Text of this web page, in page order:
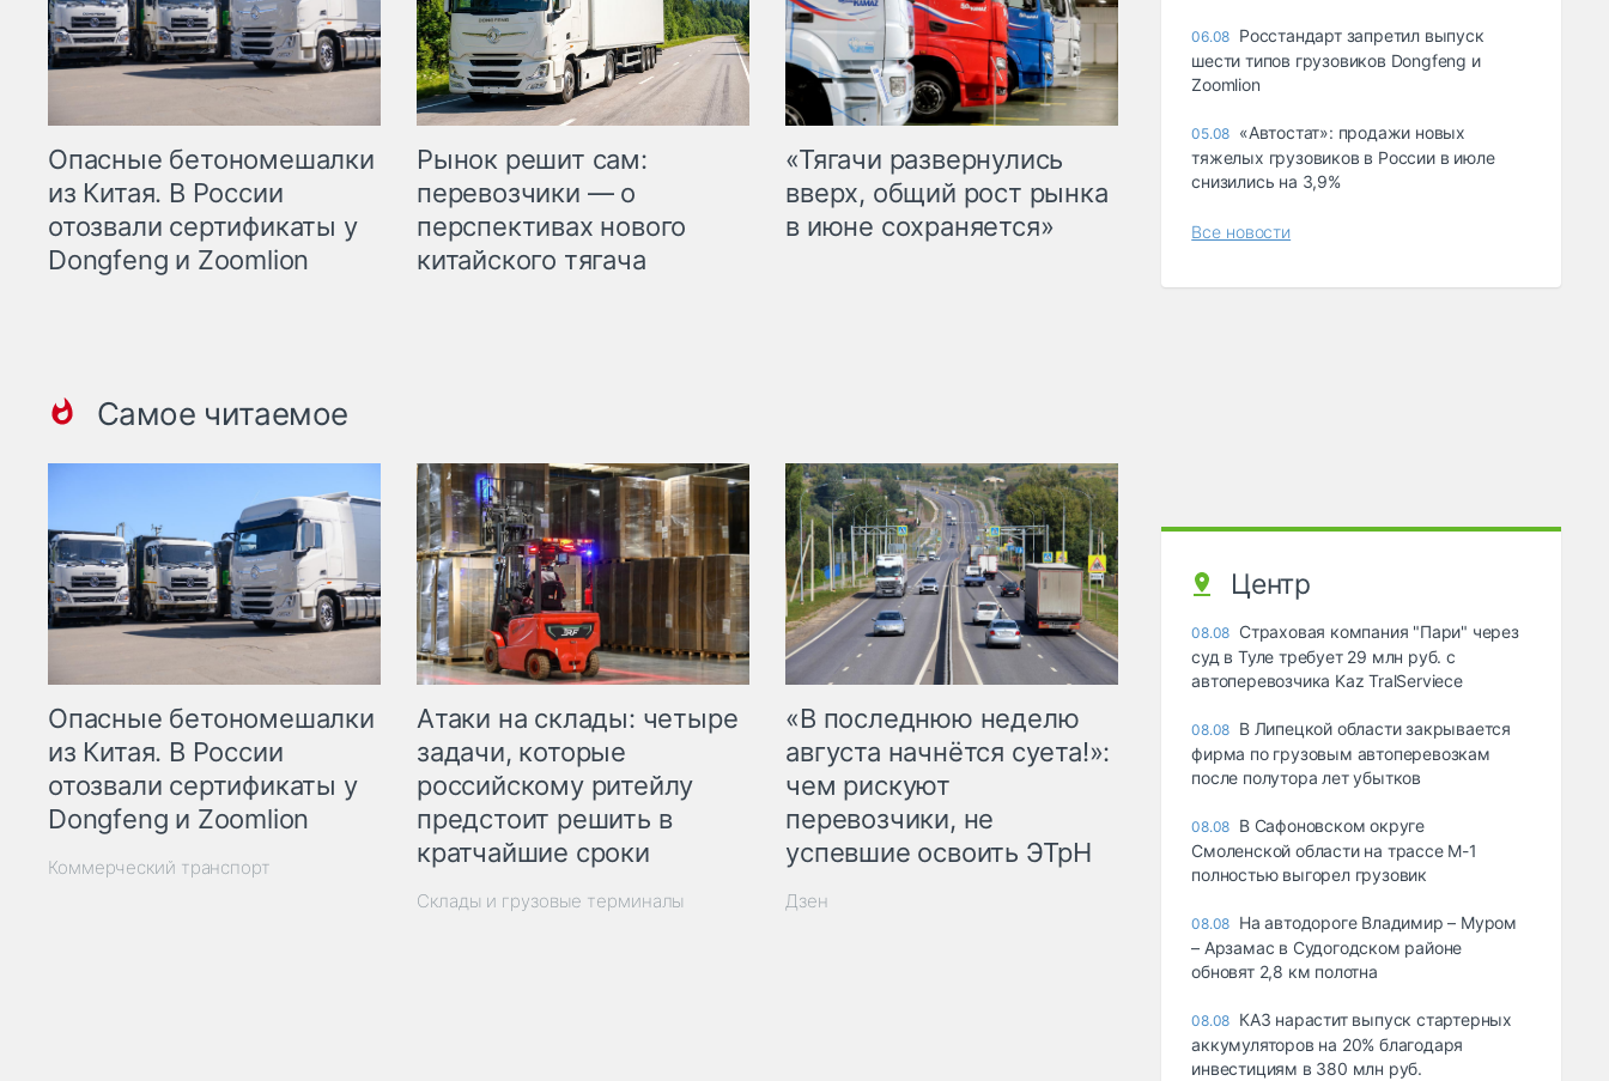
Опасные бетономешалки
из Китая. В России
отозвали сертификаты у
Dongfeng и Zoomlion
Рынок решит сам:
перевозчики — о
перспективах нового
китайского тягача
«Тягачи развернулись
вверх, общий рост рынка
в июне сохраняется»
Самое читаемое
Опасные бетономешалки
из Китая. В России
отозвали сертификаты у
Dongfeng и Zoomlion
Коммерческий транспорт
Атаки на склады: четыре
задачи, которые
российскому ритейлу
предстоит решить в
кратчайшие сроки
Склады и грузовые терминалы
«В последнюю неделю
августа начнётся суета!»:
чем рискуют
перевозчики, не
успевшие освоить ЭТрН
Дзен
06.08 Росстандарт запретил выпуск
шести типов грузовиков Dongfeng и
Zoomlion
05.08 «Автостат»: продажи новых
тяжелых грузовиков в России в июле
снизились на 3,9%
Все новости
Центр
08.08 Страховая компания "Пари" через
суд в Туле требует 29 млн руб. с
автоперевозчика Kaz TralServiece
08.08 В Липецкой области закрывается
фирма по грузовым автоперевозкам
после полутора лет убытков
08.08 В Сафоновском округе
Смоленской области на трассе М-1
полностью выгорел грузовик
08.08 На автодороге Владимир – Муром
– Арзамас в Судогодском районе
обновят 2,8 км полотна
08.08 КАЗ нарастит выпуск стартерных
аккумуляторов на 20% благодаря
инвестициям в 380 млн руб.